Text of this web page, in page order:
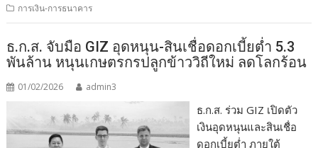
การเงิน-การธนาคาร
ธ.ก.ส. จับมือ GIZ อุดหนุน-สินเชื่อดอกเบี้ยต่ำ 5.3
พันล้าน หนุนเกษตรกรปลูกข้าววิถีใหม่ ลดโลกร้อน
01/02/2026 admin3
ธ.ก.ส. ร่วม GIZ เปิดตัว
เงินอุดหนุนและสินเชื่อ
ดอกเบี้ยต่ำ ภายใต้